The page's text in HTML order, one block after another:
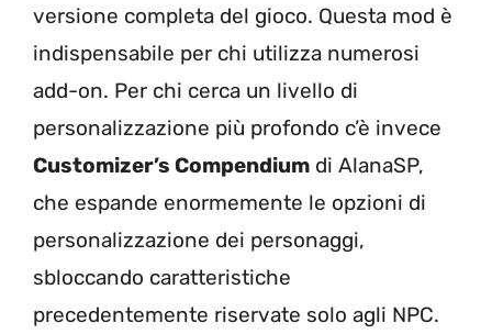
versione completa del gioco. Questa mod è
indispensabile per chi utilizza numerosi
add-on. Per chi cerca un livello di
personalizzazione più profondo c’è invece
Customizer’s Compendium di AlanaSP,
che espande enormemente le opzioni di
personalizzazione dei personaggi,
sbloccando caratteristiche
precedentemente riservate solo agli NPC.